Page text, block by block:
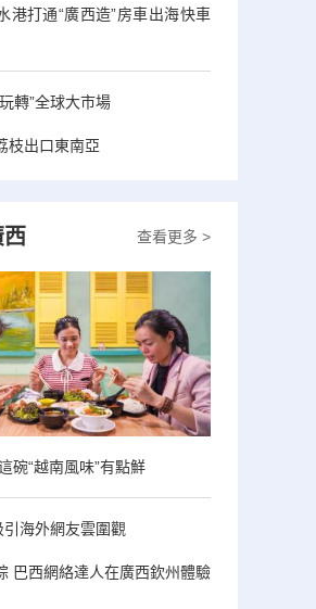
港打通“廣西造”房車出海快車
轉”全球大市場
枝出口東南亞
查看更多 >
碗“越南風味”有點鮮
引海外網友雲圍觀
巴西網絡達人在廣西欽州體驗